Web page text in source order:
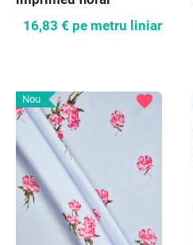
16,83 € pe metru liniar
Nou favorite